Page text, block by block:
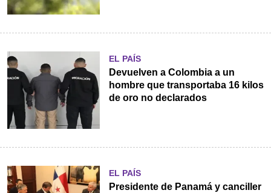
EL PAÍS
Devuelven a Colombia a un
hombre que transportaba 16 kilos
de oro no declarados
EL PAÍS
Presidente de Panamá y canciller